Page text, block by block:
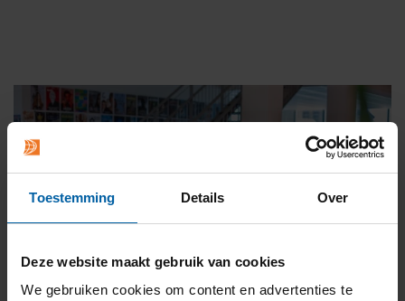
Toestemming Details Over
Deze website maakt gebruik van cookies
We gebruiken cookies om content en advertenties te